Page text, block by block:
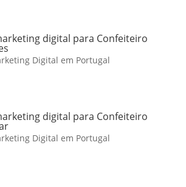
digital para Confeiteiro
Digital em Portugal
digital para Confeiteiro
Digital em Portugal